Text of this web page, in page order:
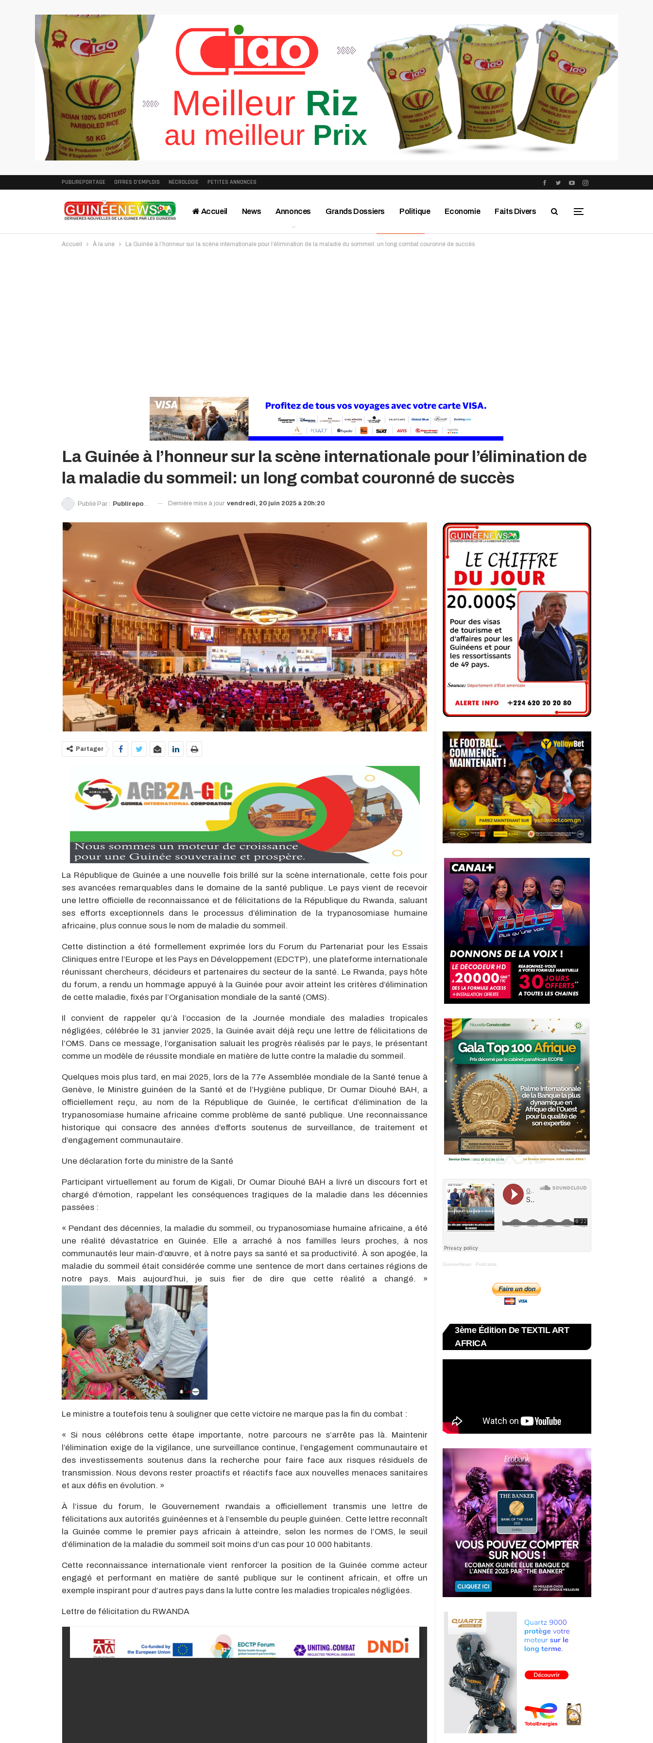
PUBLIREPORTAGE OFFRES D’EMPLOIS NÉCROLOGIE PETITES ANNONCES
Accueil News Annonces Grands Dossiers Politique Economie Faits Divers
Accueil À la une La Guinée à l’honneur sur la scène internationale pour l’élimination de la maladie du sommeil: un long combat couronné de succès
La Guinée à l’honneur sur la scène internationale pour l’élimination de
la maladie du sommeil: un long combat couronné de succès
Publié Par : Publireportage Dernière mise à jour vendredi, 20 juin 2025 à 20h:20
Partager
La République de Guinée a une nouvelle fois brillé sur la scène internationale, cette fois pour
ses avancées remarquables dans le domaine de la santé publique. Le pays vient de recevoir
une lettre officielle de reconnaissance et de félicitations de la République du Rwanda, saluant
ses efforts exceptionnels dans le processus d’élimination de la trypanosomiase humaine
africaine, plus connue sous le nom de maladie du sommeil.
Cette distinction a été formellement exprimée lors du Forum du Partenariat pour les Essais
Cliniques entre l’Europe et les Pays en Développement (EDCTP), une plateforme internationale
réunissant chercheurs, décideurs et partenaires du secteur de la santé. Le Rwanda, pays hôte
du forum, a rendu un hommage appuyé à la Guinée pour avoir atteint les critères d’élimination
de cette maladie, fixés par l’Organisation mondiale de la santé (OMS).
Il convient de rappeler qu’à l’occasion de la Journée mondiale des maladies tropicales
négligées, célébrée le 31 janvier 2025, la Guinée avait déjà reçu une lettre de félicitations de
l’OMS. Dans ce message, l’organisation saluait les progrès réalisés par le pays, le présentant
comme un modèle de réussite mondiale en matière de lutte contre la maladie du sommeil.
Quelques mois plus tard, en mai 2025, lors de la 77e Assemblée mondiale de la Santé tenue à
Genève, le Ministre guinéen de la Santé et de l’Hygiène publique, Dr Oumar Diouhé BAH, a
officiellement reçu, au nom de la République de Guinée, le certificat d’élimination de la
trypanosomiase humaine africaine comme problème de santé publique. Une reconnaissance
historique qui consacre des années d’efforts soutenus de surveillance, de traitement et
d’engagement communautaire.
Une déclaration forte du ministre de la Santé
Participant virtuellement au forum de Kigali, Dr Oumar Diouhé BAH a livré un discours fort et
chargé d’émotion, rappelant les conséquences tragiques de la maladie dans les décennies
passées :
« Pendant des décennies, la maladie du sommeil, ou trypanosomiase humaine africaine, a été
une réalité dévastatrice en Guinée. Elle a arraché à nos familles leurs proches, à nos
communautés leur main-d’œuvre, et à notre pays sa santé et sa productivité. À son apogée, la
maladie du sommeil était considérée comme une sentence de mort dans certaines régions de
notre pays. Mais aujourd’hui, je suis fier de dire que cette réalité a changé. »
Le ministre a toutefois tenu à souligner que cette victoire ne marque pas la fin du combat :
« Si nous célébrons cette étape importante, notre parcours ne s’arrête pas là. Maintenir
l’élimination exige de la vigilance, une surveillance continue, l’engagement communautaire et
des investissements soutenus dans la recherche pour faire face aux risques résiduels de
transmission. Nous devons rester proactifs et réactifs face aux nouvelles menaces sanitaires
et aux défis en évolution. »
À l’issue du forum, le Gouvernement rwandais a officiellement transmis une lettre de
félicitations aux autorités guinéennes et à l’ensemble du peuple guinéen. Cette lettre reconnaît
la Guinée comme le premier pays africain à atteindre, selon les normes de l’OMS, le seuil
d’élimination de la maladie du sommeil soit moins d’un cas pour 10 000 habitants.
Cette reconnaissance internationale vient renforcer la position de la Guinée comme acteur
engagé et performant en matière de santé publique sur le continent africain, et offre un
exemple inspirant pour d’autres pays dans la lutte contre les maladies tropicales négligées.
Lettre de félicitation du RWANDA
GuineeNews · Podcasts
3ème Édition De TEXTIL ART
AFRICA